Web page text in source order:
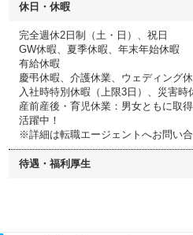
休日・休暇
完全週休2日制（土・日）、祝日
GW休暇、夏季休暇、年末年始休暇
有給休暇
慶弔休暇、介護休業、ウェディング休
入社時特別休暇（上限3日）、災害時
産前産後・育児休業：男女ともに取
活躍中！
※詳細は転職エージェントへお問い合
待遇・福利厚生